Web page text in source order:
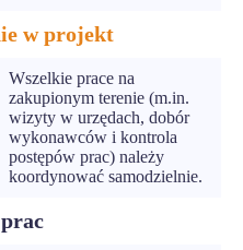
w projekt
Wszelkie prace na
zakupionym terenie (m.in.
wizyty w urzędach, dobór
wykonawców i kontrola
postępów prac) należy
koordynować samodzielnie.